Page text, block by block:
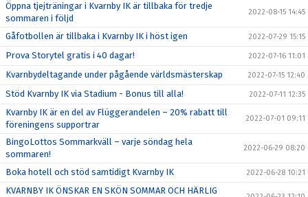
Öppna tjejträningar i Kvarnby IK är tillbaka för tredje
sommaren i följd
2022-08-15 14:45
Gåfotbollen är tillbaka i Kvarnby IK i höst igen 2022-07-29 15:15
Prova Storytel gratis i 40 dagar! 2022-07-16 11:01
Kvarnbydeltagande under pågående världsmästerskap 2022-07-15 12:40
Stöd Kvarnby IK via Stadium - Bonus till alla! 2022-07-11 12:35
Kvarnby IK är en del av Flüggerandelen – 20% rabatt till
föreningens supportrar
2022-07-01 09:11
BingoLottos Sommarkväll – varje söndag hela
sommaren!
2022-06-29 08:20
Boka hotell och stöd samtidigt Kvarnby IK 2022-06-28 10:21
KVARNBY IK ÖNSKAR EN SKÖN SOMMAR OCH HÄRLIG